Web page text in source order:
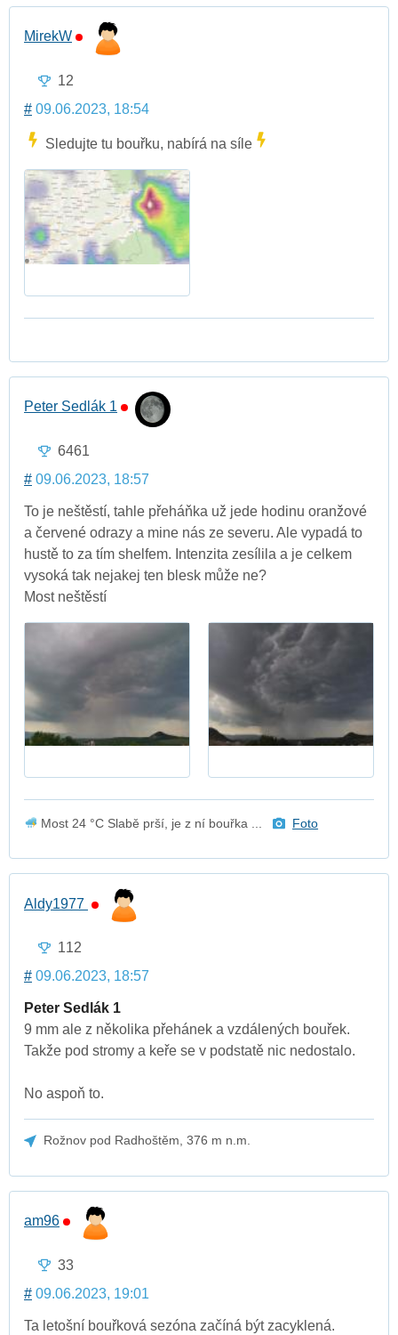
MirekW
12
# 09.06.2023, 18:54
Sledujte tu bouřku, nabírá na síle
Peter Sedlák 1
6461
# 09.06.2023, 18:57
To je neštěstí, tahle přeháňka už jede hodinu oranžové
a červené odrazy a mine nás ze severu. Ale vypadá to
hustě to za tím shelfem. Intenzita zesílila a je celkem
vysoká tak nejakej ten blesk může ne?
Most neštěstí
Most 24 °C Slabě prší, je z ní bouřka ... Foto
Aldy1977
112
# 09.06.2023, 18:57
Peter Sedlák 1
9 mm ale z několika přehánek a vzdálených bouřek.
Takže pod stromy a keře se v podstatě nic nedostalo.
No aspoň to.
Rožnov pod Radhoštěm, 376 m n.m.
am96
33
# 09.06.2023, 19:01
Ta letošní bouřková sezóna začíná být zacyklená.